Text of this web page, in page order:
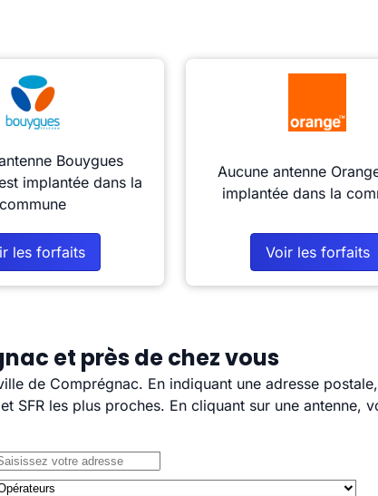
Bouygues
implantée dans la
commune
les forfaits
Aucune antenne
implantée dans la
Voir les forfaits
et près de chez vous
de Comprégnac. En indiquant une adresse
SFR les plus proches. En cliquant sur une